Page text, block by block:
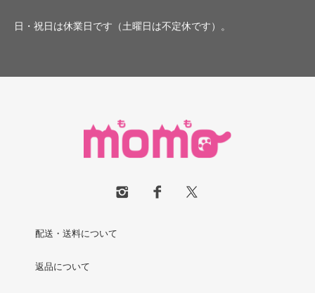
日・祝日は休業日です（土曜日は不定休です）。
配送・送料について
返品について